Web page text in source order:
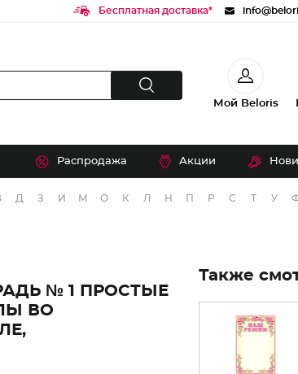
Бесплатная доставка*
Мой Beloris
Распродажа Акции
Д З И М О К Л Н П Р С Т У
№ 1 ПРОСТЫЕ
ВО
Также